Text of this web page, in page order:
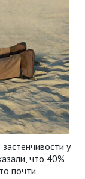
у
что 40%
почти